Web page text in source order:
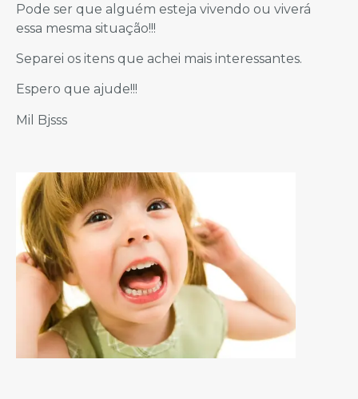
Pode ser que alguém esteja vivendo ou viverá
essa mesma situação!!!
Separei os itens que achei mais interessantes.
Espero que ajude!!!
Mil Bjsss